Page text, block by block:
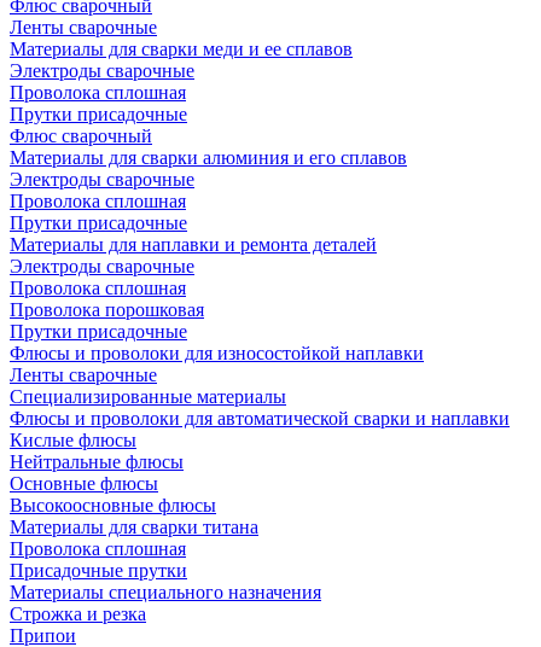
Флюс сварочный
Ленты сварочные
Материалы для сварки меди и ее сплавов
Электроды сварочные
Проволока сплошная
Прутки присадочные
Флюс сварочный
Материалы для сварки алюминия и его сплавов
Электроды сварочные
Проволока сплошная
Прутки присадочные
Материалы для наплавки и ремонта деталей
Электроды сварочные
Проволока сплошная
Проволока порошковая
Прутки присадочные
Флюсы и проволоки для износостойкой наплавки
Ленты сварочные
Специализированные материалы
Флюсы и проволоки для автоматической сварки и наплавки
Кислые флюсы
Нейтральные флюсы
Основные флюсы
Высокоосновные флюсы
Материалы для сварки титана
Проволока сплошная
Присадочные прутки
Материалы специального назначения
Строжка и резка
Припои